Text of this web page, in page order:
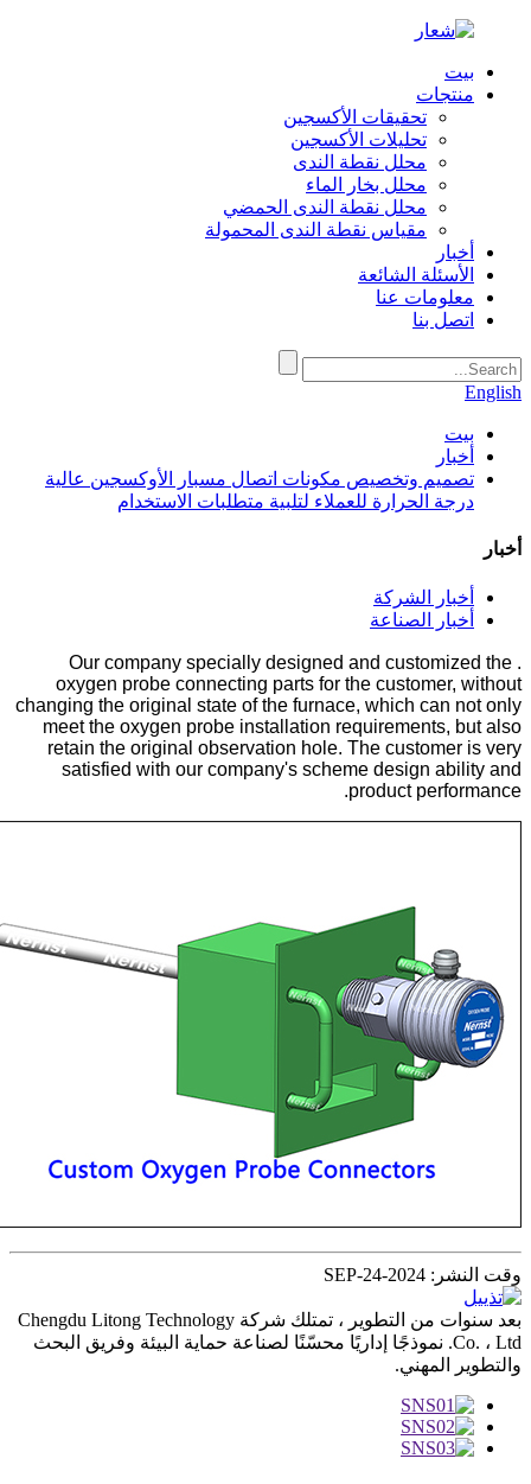
بيت
منتجات
تحقيقات الأكسجين
تحليلات الأكسجين
محلل نقطة الندى
محلل بخار الماء
محلل نقطة الندى الحمضي
مقياس نقطة الندى المحمولة
أخبار
الأسئلة الشائعة
معلومات عنا
اتصل بنا
English
بيت
أخبار
تصميم وتخصيص مكونات اتصال مسبار الأوكسجين عالية
درجة الحرارة للعملاء لتلبية متطلبات الاستخدام
أخبار
أخبار الشركة
أخبار الصناعة
. Our company specially designed and customized the
oxygen probe connecting parts for the customer, without
changing the original state of the furnace, which can not only
meet the oxygen probe installation requirements, but also
retain the original observation hole. The customer is very
satisfied with our company's scheme design ability and
product performance.
وقت النشر: SEP-24-2024
بعد سنوات من التطوير ، تمتلك شركة Chengdu Litong Technology
Co. ، Ltd. نموذجًا إداريًا محسّنًا لصناعة حماية البيئة وفريق البحث
والتطوير المهني.